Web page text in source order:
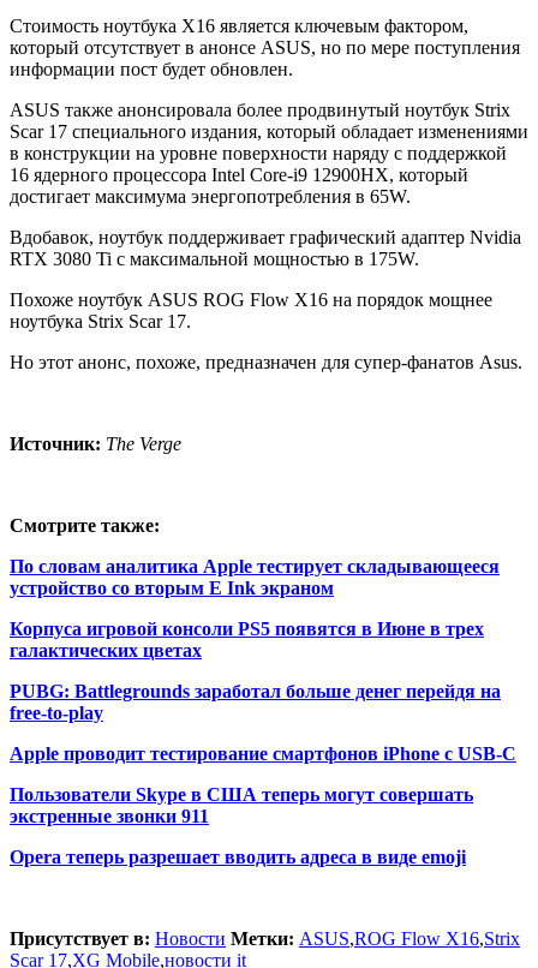
Стоимость ноутбука X16 является ключевым фактором,
который отсутствует в анонсе ASUS, но по мере поступления
информации пост будет обновлен.
ASUS также анонсировала более продвинутый ноутбук Strix
Scar 17 специального издания, который обладает изменениями
в конструкции на уровне поверхности наряду с поддержкой
16 ядерного процессора Intel Core-i9 12900HX, который
достигает максимума энергопотребления в 65W.
Вдобавок, ноутбук поддерживает графический адаптер Nvidia
RTX 3080 Ti с максимальной мощностью в 175W.
Похоже ноутбук ASUS ROG Flow X16 на порядок мощнее
ноутбука Strix Scar 17.
Но этот анонс, похоже, предназначен для супер-фанатов Asus.
Источник: The Verge
Смотрите также:
По словам аналитика Apple тестирует складывающееся
устройство со вторым E Ink экраном
Корпуса игровой консоли PS5 появятся в Июне в трех
галактических цветах
PUBG: Battlegrounds заработал больше денег перейдя на
free-to-play
Apple проводит тестирование смартфонов iPhone с USB-C
Пользователи Skype в США теперь могут совершать
экстренные звонки 911
Opera теперь разрешает вводить адреса в виде emoji
Присутствует в: Новости Метки: ASUS,ROG Flow X16,Strix
Scar 17,XG Mobile,новости it